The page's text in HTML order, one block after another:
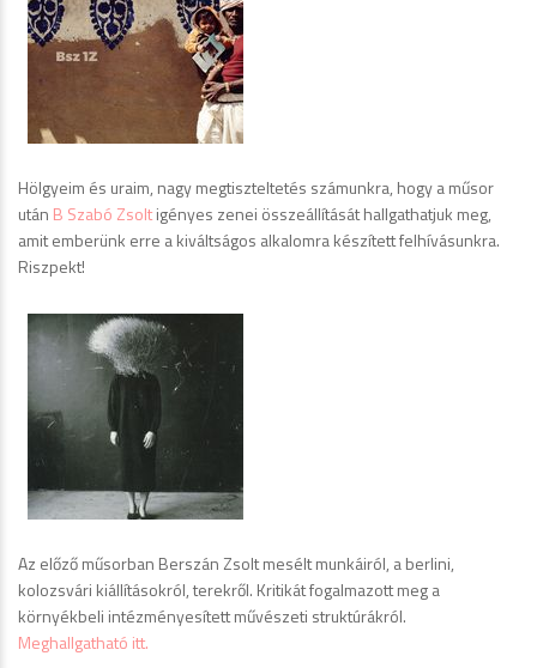
Hölgyeim és uraim, nagy megtiszteltetés számunkra, hogy a műsor
után B Szabó Zsoltigényes zenei összeállítását hallgathatjuk meg,
amit emberünk erre a kiváltságos alkalomra készített felhívásunkra.
Riszpekt!
Az előző műsorban Berszán Zsolt mesélt munkáiról, a berlini,
kolozsvári kiállításokról, terekről. Kritikát fogalmazott meg a
környékbeli intézményesített művészeti struktúrákról.
Meghallgatható itt.